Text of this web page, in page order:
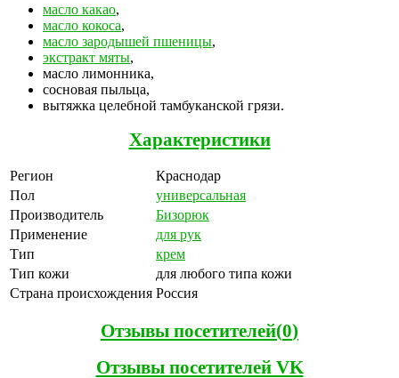
масло какао,
масло кокоса,
масло зародышей пшеницы,
экстракт мяты,
масло лимонника,
сосновая пыльца,
вытяжка целебной тамбуканской грязи.
Характеристики
Регион
Краснодар
Пол
универсальная
Производитель
Бизорюк
Применение
для рук
Тип
крем
Тип кожи
для любого типа кожи
Страна происхождения Россия
Отзывы посетителей(0)
Отзывы посетителей VK